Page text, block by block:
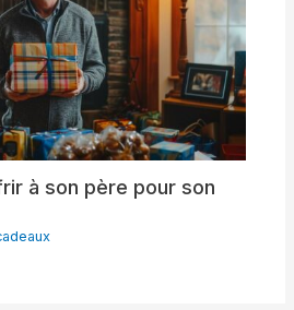
à son père pour son